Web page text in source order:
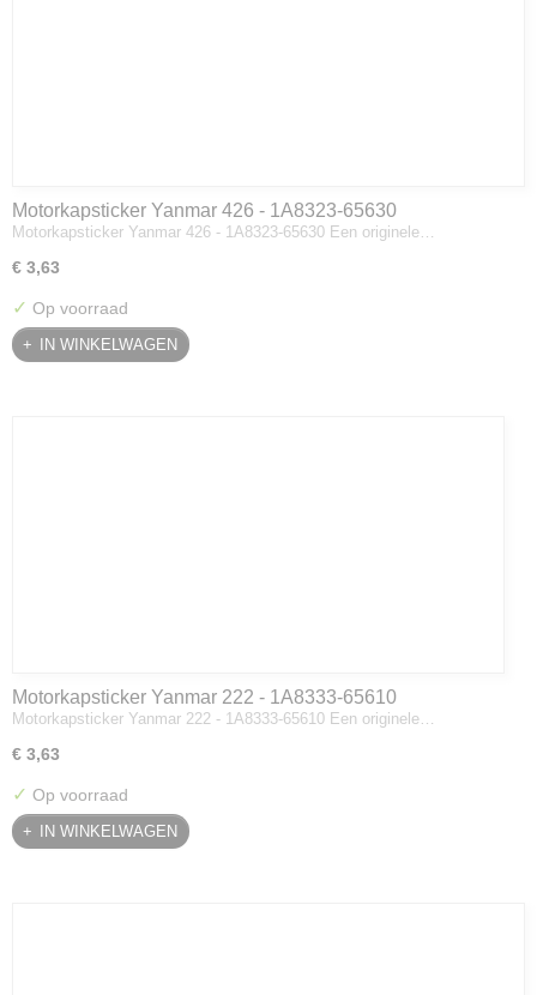
Motorkapsticker Yanmar 426 - 1A8323-65630
Motorkapsticker Yanmar 426 - 1A8323-65630 Een originele…
€ 3,63
✓ Op voorraad
IN WINKELWAGEN
Motorkapsticker Yanmar 222 - 1A8333-65610
Motorkapsticker Yanmar 222 - 1A8333-65610 Een originele…
€ 3,63
✓ Op voorraad
IN WINKELWAGEN